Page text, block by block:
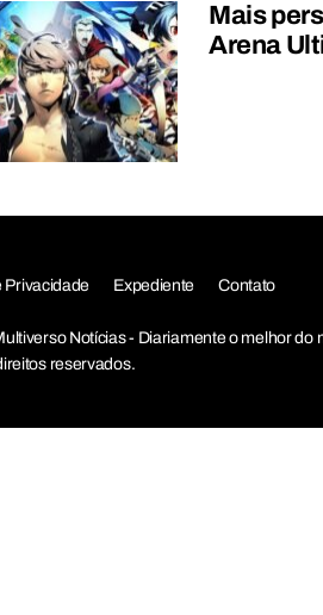
Mais
Arena
Privacidade Expediente Contato
Notícias - Diariamente o melhor do
reservados.